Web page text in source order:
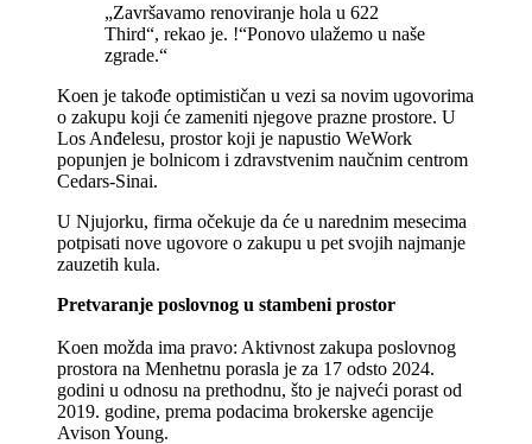
„Završavamo renoviranje hola u 622
Third“, rekao je. !“Ponovo ulažemo u naše
zgrade.“
Koen je takođe optimističan u vezi sa novim ugovorima
o zakupu koji će zameniti njegove prazne prostore. U
Los Anđelesu, prostor koji je napustio WeWork
popunjen je bolnicom i zdravstvenim naučnim centrom
Cedars-Sinai.
U Njujorku, firma očekuje da će u narednim mesecima
potpisati nove ugovore o zakupu u pet svojih najmanje
zauzetih kula.
Pretvaranje poslovnog u stambeni prostor
Koen možda ima pravo: Aktivnost zakupa poslovnog
prostora na Menhetnu porasla je za 17 odsto 2024.
godini u odnosu na prethodnu, što je najveći porast od
2019. godine, prema podacima brokerske agencije
Avison Young.